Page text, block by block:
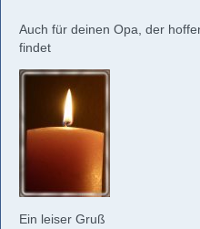
Auch für deinen Opa, der
findet
Ein leiser Gruß